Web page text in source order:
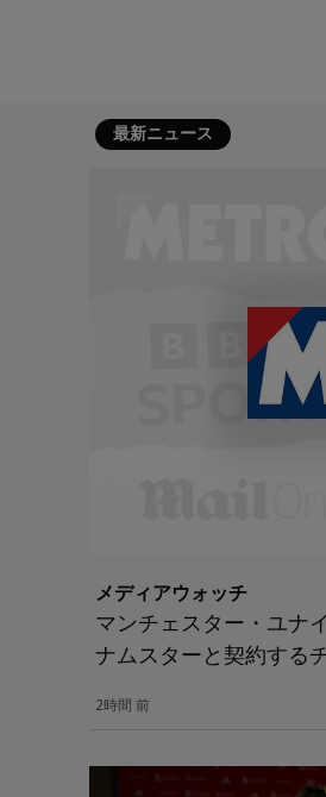
最新ニュース
メディアウォッチ
マンチェスター・ユナ
ナムスターと契約する
2時間 前